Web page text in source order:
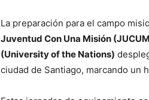
La preparación para el campo
Juventud Con Una Misión
(University of the Nations)
ciudad de Santiago, marcando un